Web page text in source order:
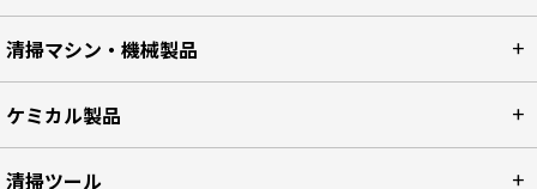
清掃マシン・機械製品
ケミカル製品
清掃ツール